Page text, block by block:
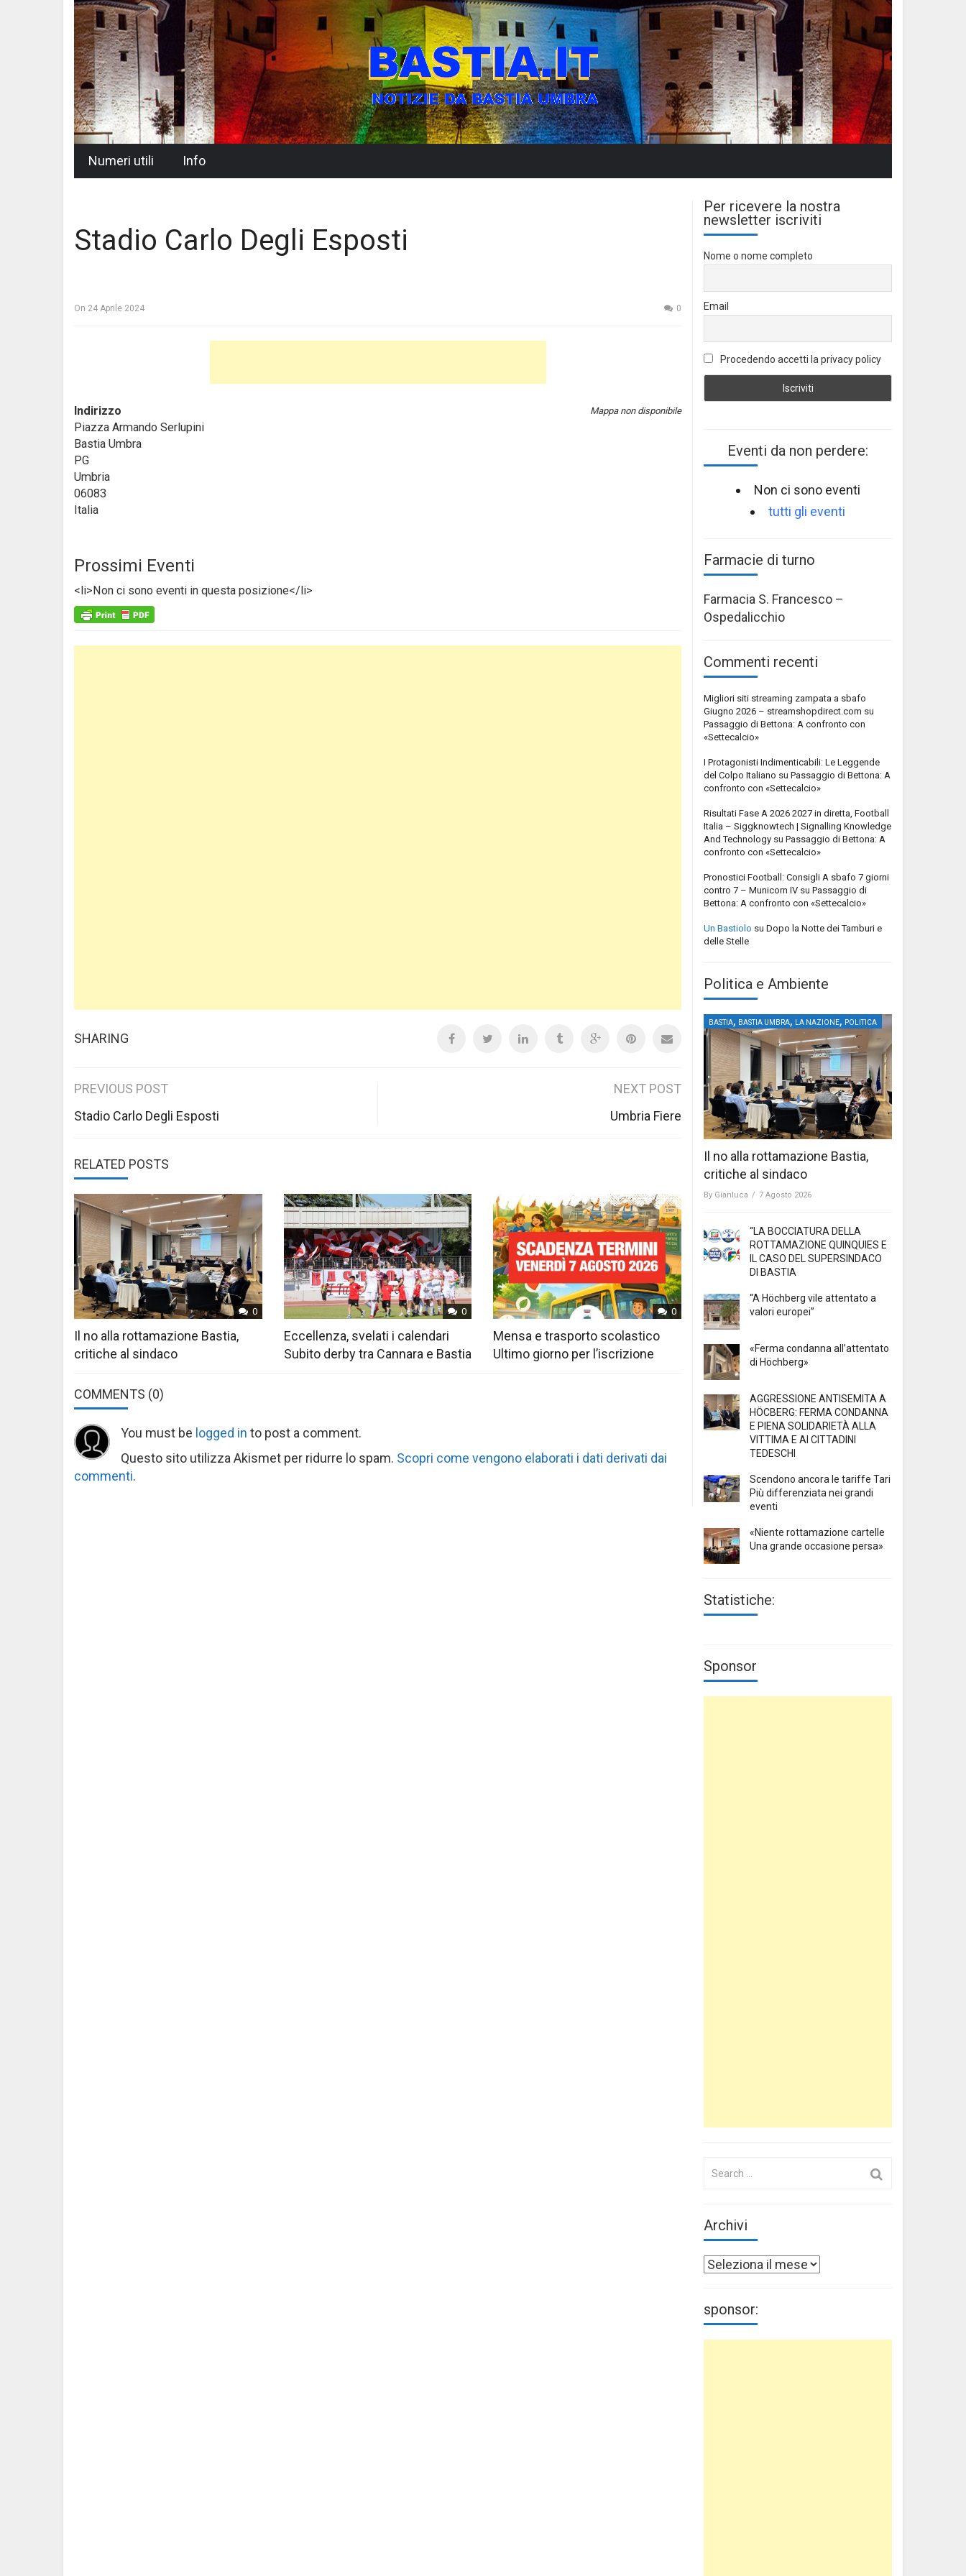
Numeri utili Info
Stadio Carlo Degli Esposti
On 24 Aprile 2024 0
Mappa non disponibile
Indirizzo
Piazza Armando Serlupini
Bastia Umbra
PG
Umbria
06083
Italia
Prossimi Eventi
<li>Non ci sono eventi in questa posizione</li>
SHARING
Post
navigation
PREVIOUS POST
Stadio Carlo Degli Esposti
NEXT POST
Umbria Fiere
RELATED POSTS
0
Il no alla rottamazione Bastia,
critiche al sindaco
0
Eccellenza, svelati i calendari
Subito derby tra Cannara e Bastia
0
Mensa e trasporto scolastico
Ultimo giorno per l’iscrizione
COMMENTS (0)
You must be logged in to post a comment.
Questo sito utilizza Akismet per ridurre lo spam. Scopri come vengono elaborati i dati derivati dai
commenti.
Per ricevere la nostra
newsletter iscriviti
Nome o nome completo
Email
Procedendo accetti la privacy policy
Eventi da non perdere:
Non ci sono eventi
tutti gli eventi
Farmacie di turno
Farmacia S. Francesco –
Ospedalicchio
Commenti recenti
Migliori siti streaming zampata a sbafo
Giugno 2026 – streamshopdirect.com su
Passaggio di Bettona: A confronto con
«Settecalcio»
I Protagonisti Indimenticabili: Le Leggende
del Colpo Italiano su Passaggio di Bettona: A
confronto con «Settecalcio»
Risultati Fase A 2026 2027 in diretta, Football
Italia – Siggknowtech | Signalling Knowledge
And Technology su Passaggio di Bettona: A
confronto con «Settecalcio»
Pronostici Football: Consigli A sbafo 7 giorni
contro 7 – Municorn IV su Passaggio di
Bettona: A confronto con «Settecalcio»
Un Bastiolo su Dopo la Notte dei Tamburi e
delle Stelle
Politica e Ambiente
BASTIA, BASTIA UMBRA, LA NAZIONE, POLITICA
Il no alla rottamazione Bastia,
critiche al sindaco
By Gianluca / 7 Agosto 2026
“LA BOCCIATURA DELLA
ROTTAMAZIONE QUINQUIES E
IL CASO DEL SUPERSINDACO
DI BASTIA
“A Höchberg vile attentato a
valori europei”
«Ferma condanna all’attentato
di Höchberg»
AGGRESSIONE ANTISEMITA A
HÖCBERG: FERMA CONDANNA
E PIENA SOLIDARIETÀ ALLA
VITTIMA E AI CITTADINI
TEDESCHI
Scendono ancora le tariffe Tari
Più differenziata nei grandi
eventi
«Niente rottamazione cartelle
Una grande occasione persa»
Statistiche:
Sponsor
Archivi
Archivi
sponsor: